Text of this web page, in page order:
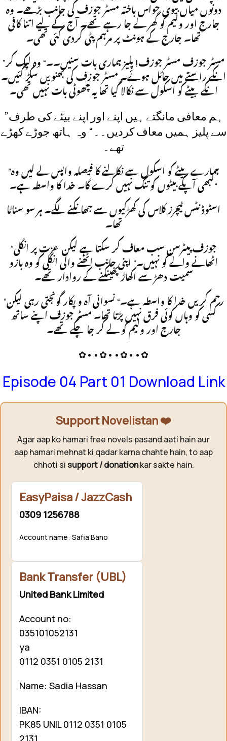
دونوں میاں بیوی حواس باختہ مسٹر جوزف کی جانب بڑھے۔ وہ
جارج اور ولیم کو گھر لے جا رہے تھے۔ آج کے لیے اتنا کافی
تھا۔ جارج کے ہونٹ پر مرہم پٹی کردی گئی تھی۔
”مسٹر جوزف مسٹر جوزف! پلیز ہماری بات سنیں۔۔“ وہ لپک کر
انکے راستے میں حائل ہوئے۔ مسٹر جوزف کی بھنویں سکڑ گئیں۔
انکے بیٹے کو اسکول سے نکالا گیا تھا یہ چھوٹی بات نہیں تھی۔
”ہم معافی مانگتے ہیں اپنے اور اپنے بیٹے کی طرف
سے پلیز ہمیں معاف کردیں۔۔“ وہ ہاتھ جوڑے کھڑے
تھے۔
”ہمارے بیٹے کو اسکول سے نکالنے کا فیصلہ واپس لے لیں وہ
کبھی آپکے بیٹوں کو تنگ نہیں کرے گا۔ خدا کا واسطہ ہے۔“
اسٹوڈنٹس ٹیچرز کلاس کی کھڑکیوں سے جھانکنے لگے۔ ہر سو سناٹا
تھا۔
”جوزف پیٹرسن سب معاف کر سکتا ہے لیکن عزت پر انگلی
اٹھانے والے کو نہیں۔“ اپنی جانب اٹھنے والی انگلی کو وہ بازو
سمیت دھڑ سے اکھاڑ پھینکنے کے روادار تھے۔
”رحم کریں خدا کا واسطہ ہے۔“ نسوانی آہ و پکار گونجتی رہی لیکن
کسی کو وہاں کوئی فرق نہیں پڑتا تھا۔ مسٹر جوزف اپنے ساتھ
جارج اور ولیم کو لے کر جا چکے تھے۔
✿••✿••✿••✿
Episode 04 Part 01 Download Link
Support Novelistan ❤️
Agar aap ko hamari free novels pasand aati hain aur
aap hamari mehnat ki qadar karna chahte hain, to aap
chhoti si support / donationkar sakte hain.
EasyPaisa / JazzCash
0309 1256788
Account name: Safia Bano
Bank Transfer (UBL)
United Bank Limited
Account no:
035101052131
ya
0112 0351 0105 2131
Name: Sadia Hassan
IBAN:
PK85 UNIL 0112 0351 0105
2131